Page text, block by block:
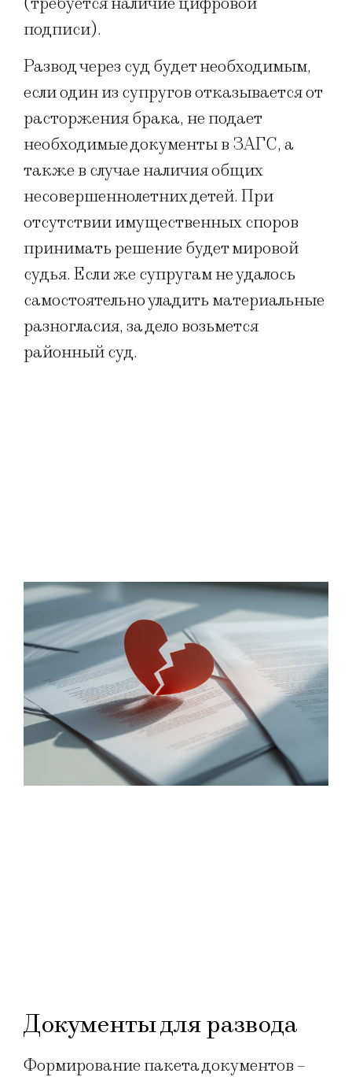
подписи).
Развод через суд будет необходимым,
если один из супругов отказывается от
расторжения брака, не подает
необходимые документы в ЗАГС, а
также в случае наличия общих
несовершеннолетних детей. При
отсутствии имущественных споров
принимать решение будет мировой
судья. Если же супругам не удалось
самостоятельно уладить материальные
разногласия, за дело возьмется
районный суд.
Документы для развода
Формирование пакета документов –